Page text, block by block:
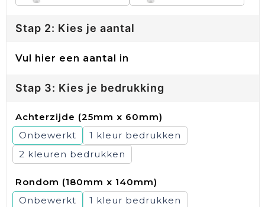
Stap 2: Kies je aantal
Vul hier een aantal in
Stap 3: Kies je bedrukking
Achterzijde (25mm x 60mm)
Onbewerkt
1
2
Rondom (180mm x 140mm)
Onbewerkt
1